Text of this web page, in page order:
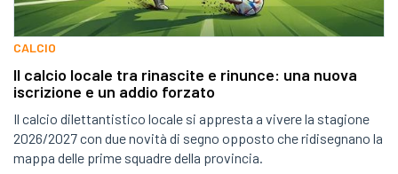
CALCIO
Il calcio locale tra rinascite e rinunce: una nuova
iscrizione e un addio forzato
Il calcio dilettantistico locale si appresta a vivere la stagione
2026/2027 con due novità di segno opposto che ridisegnano la
mappa delle prime squadre della provincia.